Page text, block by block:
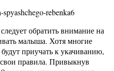
обратить внимание на
малыша. Хотя многие
приучать к укачиванию,
правила. Привыкнув